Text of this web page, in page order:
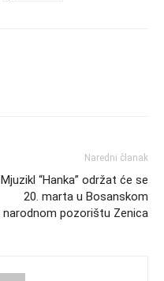
Naredni članak
Mjuzikl “Hanka” održat će se
20. marta u Bosanskom
narodnom pozorištu Zenica